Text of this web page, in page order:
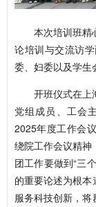
本次培训班精
论培训与交流访
委、妇委以及学生
开班仪式在上
党组成员、工会
2025年度工作会
绕院工作会议精
团工作要做到“三
的重要论述为根
服务科技创新，